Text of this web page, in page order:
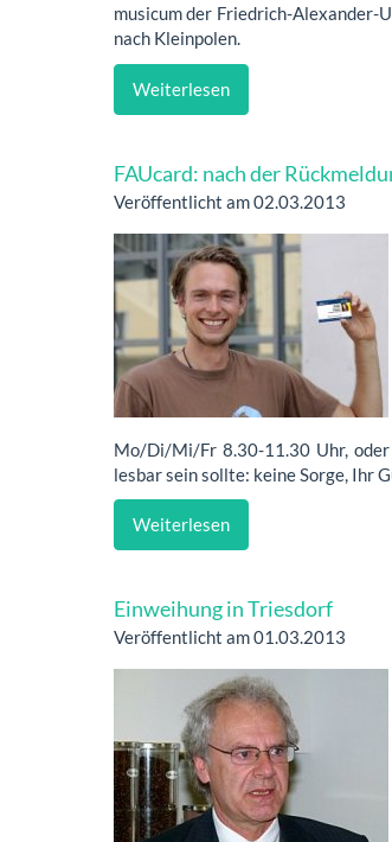
musicum der Friedrich-
nach Kleinpolen.
Weiterlesen
FAUcard: nach der
Veröffentlicht am 02.03.2013
Mo/Di/Mi/Fr 8.30-11.30 Uhr,
lesbar sein sollte: keine Sorge, Ihr
Weiterlesen
Einweihung in Triesdorf
Veröffentlicht am 01.03.2013